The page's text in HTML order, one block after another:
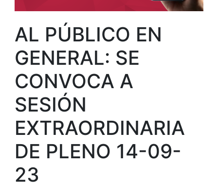
AL PÚBLICO EN
GENERAL: SE
CONVOCA A
SESIÓN
EXTRAORDINARIA
DE PLENO 14-09-
23